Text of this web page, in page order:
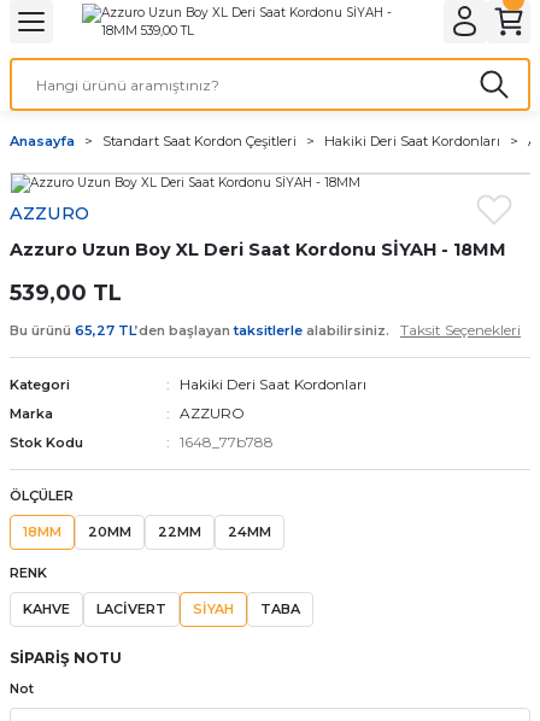
Geri Dön
& ELEKTİRİK AYDINLATMA & ELEKTRİK
Geri Dön
ve Cihaz Pilleri
ÇEŞİTLERİ
Pili
Geri Dön
Geri Dön
Kordon Çeşitleri
Kordonları
saat kordonu
Kordonları
Anasayfa Standart Saat Kordon Çeşitleri Hakiki Deri Saat Kordonları
AZZURO
Azzuro Uzun Boy XL Deri Saat Kordonu SİYAH - 18MM
539,00 TL
Bu ürünü 65,27 TL’den başlayantaksitlerle alabilirsiniz. Taksit Seçenekleri
Kategori Hakiki Deri Saat Kordonları
Marka AZZURO
Stok Kodu 1648_77b788
ÖLÇÜLER
18MM 20MM 22MM 24MM
RENK
KAHVE LACİVERT SİYAH TABA
SİPARİŞ NOTU
Not